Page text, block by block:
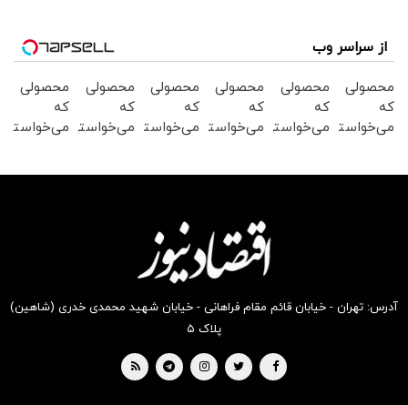
از سراسر وب
محصولی
که
می‌خواستی
محصولی
که
می‌خواستی
محصولی
که
می‌خواستی
بخر !
محصولی
که
می‌خواستی
بخر !
محصولی
که
می‌خواستی
محصولی
که
می‌خواستی
آدرس: تهران - خیابان قائم مقام فراهانی - خیابان شهید محمدی خدری (شاهین)
پلاک ۵